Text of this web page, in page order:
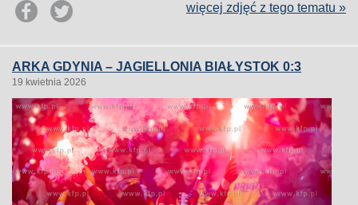
więcej zdjęć z tego tematu »
ARKA GDYNIA – JAGIELLONIA BIAŁYSTOK 0:3
19 kwietnia 2026